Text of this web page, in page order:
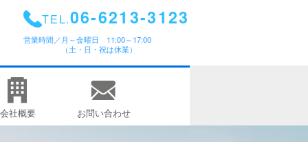
TEL.06-6213-3123
営業時間／ 月～金曜日 11:00～17:00
（土・日・祝は休業）
会社概要 お問い合わせ